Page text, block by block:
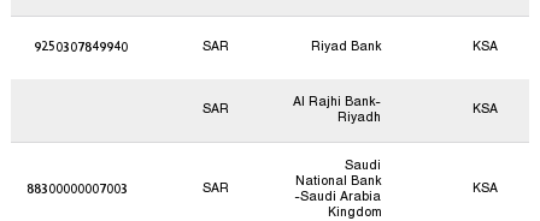
KSA
Riyad Bank
SAR
9250307849940
KSA
Al Rajhi Bank-
Riyadh
SAR
KSA
Saudi
National Bank
-Saudi Arabia
Kingdom
SAR
88300000007003